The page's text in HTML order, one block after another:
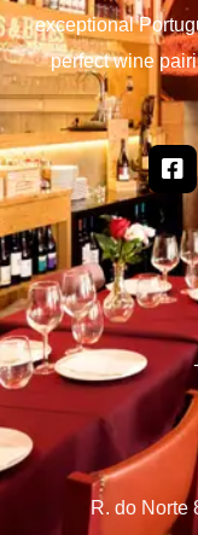
exceptional
perfect wine
R. do Norte